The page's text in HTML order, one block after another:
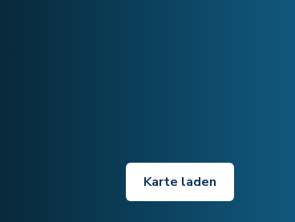
Karte laden